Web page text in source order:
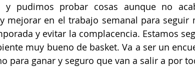
y pudimos probar cosas aunque no
mejorar en el trabajo semanal para seguir
y evitar la complacencia. Estamos
muy bueno de basket. Va a ser un
para ganar y seguro que van a salir a por